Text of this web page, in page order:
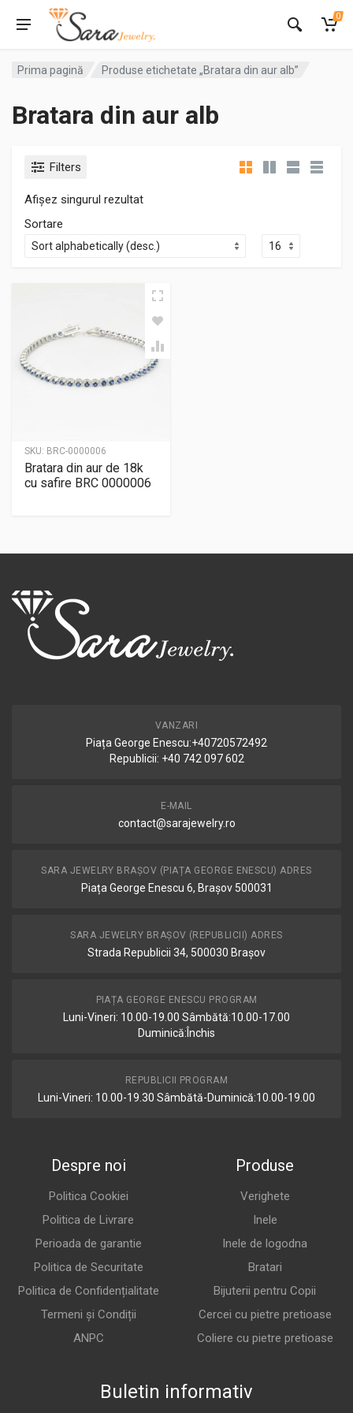
0
Prima pagină Produse etichetate „Bratara din aur alb”
Bratara din aur alb
Filters
Afișez singurul rezultat
Sortare
SKU: BRC-0000006
Bratara din aur de 18k
cu safire BRC 0000006
VANZARI
Piața George Enescu:+40720572492
Republicii: +40 742 097 602
E-MAIL
contact@sarajewelry.ro
SARA JEWELRY BRAȘOV (PIAȚA GEORGE ENESCU) ADRES
Piața George Enescu 6, Brașov 500031
SARA JEWELRY BRAȘOV (REPUBLICII) ADRES
Strada Republicii 34, 500030 Brașov
PIAȚA GEORGE ENESCU PROGRAM
Luni-Vineri: 10.00-19.00 Sâmbătă:10.00-17.00
Duminică:Închis
REPUBLICII PROGRAM
Luni-Vineri: 10.00-19.30 Sâmbătă-Duminică:10.00-19.00
Despre noi
Politica Cookiei
Politica de Livrare
Perioada de garantie
Politica de Securitate
Politica de Confidențialitate
Termeni și Condiții
ANPC
Produse
Verighete
Inele
Inele de logodna
Bratari
Bijuterii pentru Copii
Cercei cu pietre pretioase
Coliere cu pietre pretioase
Buletin informativ